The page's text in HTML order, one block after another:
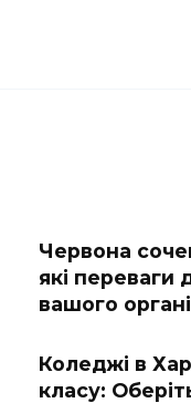
Червона
які переваги
вашого
Коледжі в
класу: